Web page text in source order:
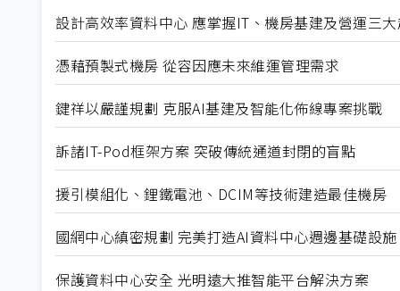
設計高效率資料中心 應掌握IT、機房基建及營運三
憑藉預製式機房 從容因應未來維運管理需求
鍵祥以嚴謹規劃 克服AI基建及智能化佈線專案挑戰
訴諸IT-Pod框架方案 突破傳統通道封閉的盲點
援引模組化、鋰鐵電池、DCIM等技術建造最佳機房
國網中心縝密規劃 完美打造AI資料中心週邊基礎設施
保護資料中心安全 光明遠大推智能平台解決方案